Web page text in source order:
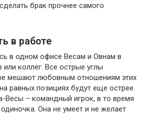
брак прочнее самого
в работе
в одном офисе Весам и Овнам в
или коллег. Все острые углы
мешают любовным отношениям этих
равных позициях будут еще острее.
Весы – командный игрок, в то время
Она не умеет и не желает